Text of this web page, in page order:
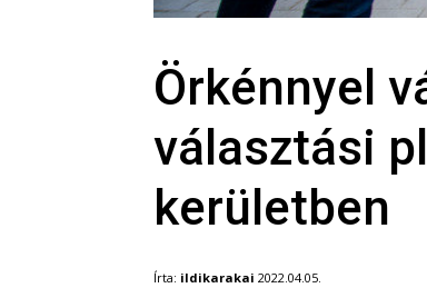
Örkénnyel
választási
kerületben
Írta: ildikarakai 2022.04.05.